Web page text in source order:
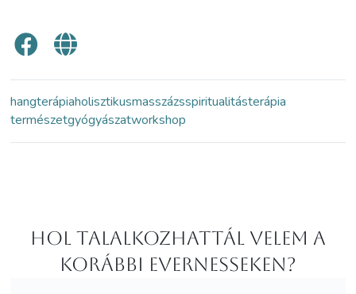
hangterápiaholisztikusmasszázsspiritualitásterápia
természetgyógyászatworkshop
Hol Talalkozhattál velem a
korábbi Evernesseken?